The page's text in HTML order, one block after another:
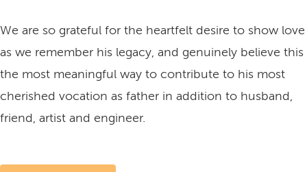
We are so grateful for the heartfelt desire to show love
as we remember his legacy, and genuinely believe this
the most meaningful way to contribute to his most
cherished vocation as father in addition to husband,
friend, artist and engineer.